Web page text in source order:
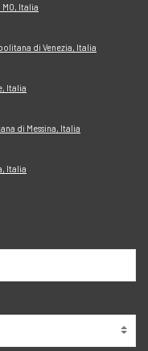
Italia
di Venezia, Italia
Italia
di Messina, Italia
Italia